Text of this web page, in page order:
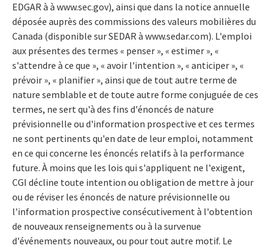
EDGAR à à www.sec.gov), ainsi que dans la notice annuelle
déposée auprès des commissions des valeurs mobilières du
Canada (disponible sur SEDAR à www.sedar.com). L'emploi
aux présentes des termes « penser », « estimer », «
s'attendre à ce que », « avoir l'intention », « anticiper », «
prévoir », « planifier », ainsi que de tout autre terme de
nature semblable et de toute autre forme conjuguée de ces
termes, ne sert qu'à des fins d'énoncés de nature
prévisionnelle ou d'information prospective et ces termes
ne sont pertinents qu'en date de leur emploi, notamment
en ce qui concerne les énoncés relatifs à la performance
future. À moins que les lois qui s'appliquent ne l'exigent,
CGI décline toute intention ou obligation de mettre à jour
ou de réviser les énoncés de nature prévisionnelle ou
l'information prospective consécutivement à l'obtention
de nouveaux renseignements ou à la survenue
d'événements nouveaux, ou pour tout autre motif. Le